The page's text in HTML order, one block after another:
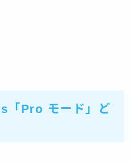
「Pro モード」ど